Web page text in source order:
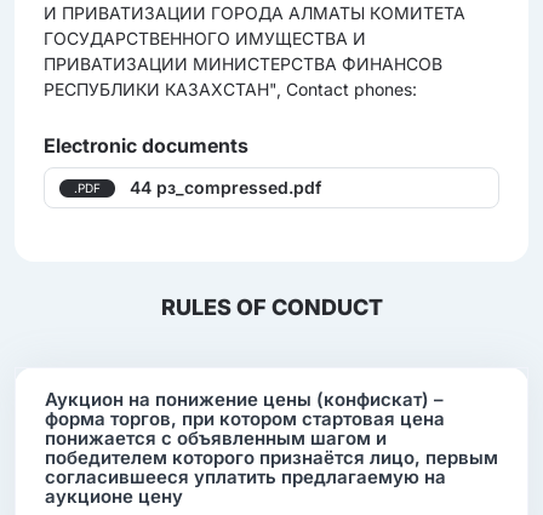
И ПРИВАТИЗАЦИИ ГОРОДА АЛМАТЫ КОМИТЕТА
ГОСУДАРСТВЕННОГО ИМУЩЕСТВА И
ПРИВАТИЗАЦИИ МИНИСТЕРСТВА ФИНАНСОВ
РЕСПУБЛИКИ КАЗАХСТАН", Contact phones:
Electronic documents
.PDF 44 рз_compressed.pdf
RULES OF CONDUCT
Аукцион на понижение цены (конфискат) –
форма торгов, при котором стартовая цена
понижается с объявленным шагом и
победителем которого признаётся лицо, первым
согласившееся уплатить предлагаемую на
аукционе цену